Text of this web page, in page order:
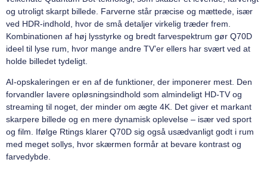
og utroligt skarpt billede. Farverne står præcise og mættede, især
ved HDR-indhold, hvor de små detaljer virkelig træder frem.
Kombinationen af høj lysstyrke og bredt farvespektrum gør Q70D
ideel til lyse rum, hvor mange andre TV’er ellers har svært ved at
holde billedet tydeligt.
AI-opskaleringen er en af de funktioner, der imponerer mest. Den
forvandler lavere opløsningsindhold som almindeligt HD-TV og
streaming til noget, der minder om ægte 4K. Det giver et markant
skarpere billede og en mere dynamisk oplevelse – især ved sport
og film. Ifølge Rtings klarer Q70D sig også usædvanligt godt i rum
med meget sollys, hvor skærmen formår at bevare kontrast og
farvedybde.